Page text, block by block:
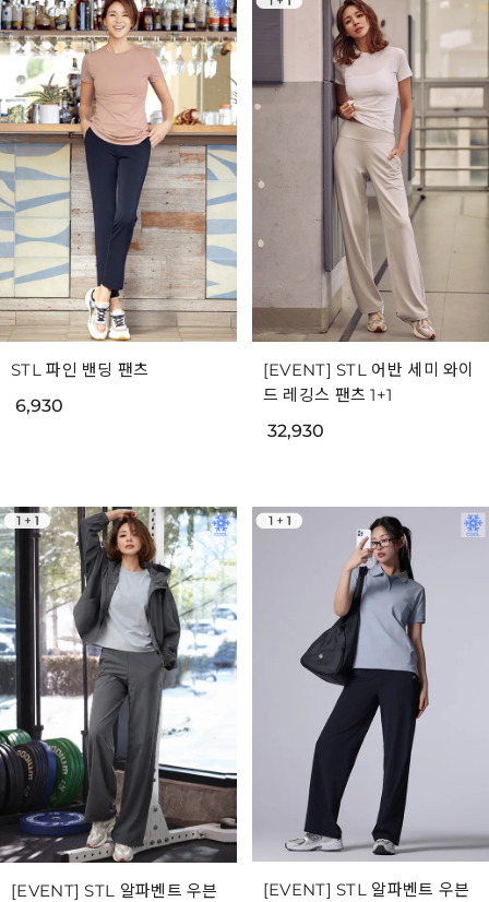
STL 파인 밴딩 팬츠
6,930
[EVENT] STL 어반 세미 와이
드 레깅스 팬츠 1+1
32,930
[EVENT] STL 알파벤트 우븐
[EVENT] STL 알파벤트 우븐